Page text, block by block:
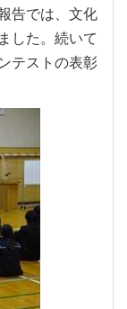
告では、文化
した。続いて
テストの表彰